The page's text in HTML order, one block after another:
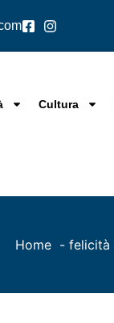
Cultura
Home felicità